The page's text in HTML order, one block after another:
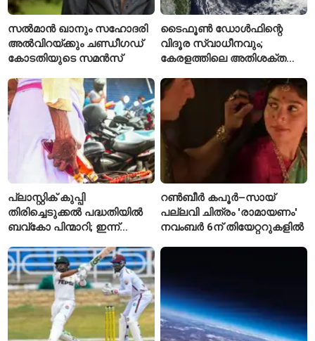
സൽമാൻ ഖാനും സഹോദരി
അൽവിറയ്ക്കും ചണ്ഡീഗഡ്
കോടതിയുടെ സമൻസ്
ടൈഫൂൺ ഡോൾഫിന്റെ
വിദൂര സ്വാധീനവും;
കേരളത്തിലെ അതിശക്ത
കാരണമായേക്കുമെന്ന്
റിപ്പോർട്ട്
പ്ലാസ്റ്റിക് കുപ്പി
തിരിച്ചെടുക്കൽ പദ്ധതിയിൽ
ബവ്കോ പിന്മാറി; ഇന്ന്
സ്വീകരിക്കില്ല
റൺബീർ കപൂർ–സായ്
പല്ലവി ചിത്രം 'രാമായണം'
നവംബർ 6ന് തിയേറ്ററുകളിൽ